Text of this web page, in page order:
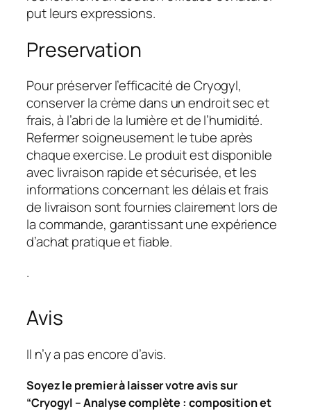
put leurs expressions.
Preservation
Pour préserver l’efficacité de Cryogyl,
conserver la crème dans un endroit sec et
frais, à l’abri de la lumière et de l’humidité.
Refermer soigneusement le tube après
chaque exercise. Le produit est disponible
avec livraison rapide et sécurisée, et les
informations concernant les délais et frais
de livraison sont fournies clairement lors de
la commande, garantissant une expérience
d’achat pratique et fiable.
.
Avis
Il n’y a pas encore d’avis.
Soyez le premier à laisser votre avis sur
“Cryogyl – Analyse complète : composition et